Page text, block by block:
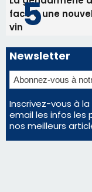
Régie publicitaire
Nous contacter